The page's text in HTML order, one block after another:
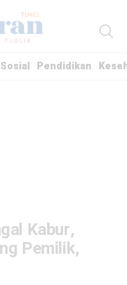
Sosial Pendidikan
Kabur,
Pemilik,